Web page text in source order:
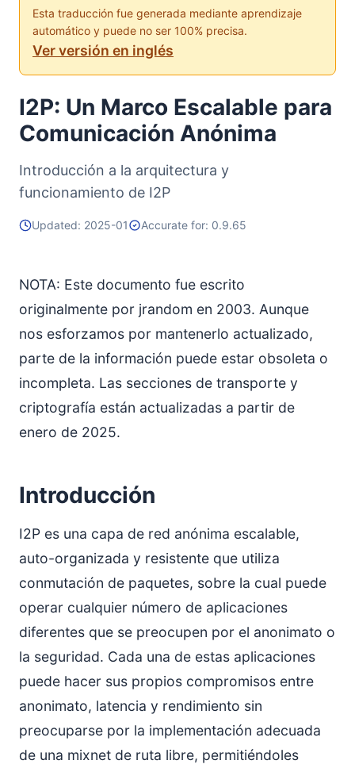
I2PTunnel
I2PSnark
I2Pmail / Susimail
Esta traducción fue generada mediante aprendizaje
automático y puede no ser 100% precisa.
Ver versión en inglés
I2P: Un Marco Escalable para
Comunicación Anónima
Introducción a la arquitectura y
funcionamiento de I2P
Updated: 2025-01 Accurate for: 0.9.65
NOTA: Este documento fue escrito
originalmente por jrandom en 2003. Aunque
nos esforzamos por mantenerlo actualizado,
parte de la información puede estar obsoleta o
incompleta. Las secciones de transporte y
criptografía están actualizadas a partir de
enero de 2025.
Introducción
I2P es una capa de red anónima escalable,
auto-organizada y resistente que utiliza
conmutación de paquetes, sobre la cual puede
operar cualquier número de aplicaciones
diferentes que se preocupen por el anonimato o
la seguridad. Cada una de estas aplicaciones
puede hacer sus propios compromisos entre
anonimato, latencia y rendimiento sin
preocuparse por la implementación adecuada
de una mixnet de ruta libre, permitiéndoles